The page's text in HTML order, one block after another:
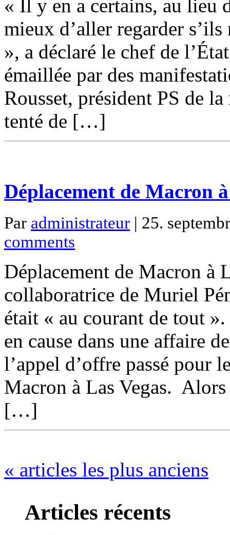
« Il y en a certains, au lieu
mieux d’aller regarder
», a déclaré le chef de
émaillée par des
Rousset, président PS de
tenté de […]
Déplacement de Macron
Par administrateur | 25.
comments
Déplacement de Macron à
collaboratrice de Muriel
était « au courant de tout
en cause dans une affaire
l’appel d’offre passé pour
Macron à Las Vegas.
[…]
« articles les plus anciens
Articles récents